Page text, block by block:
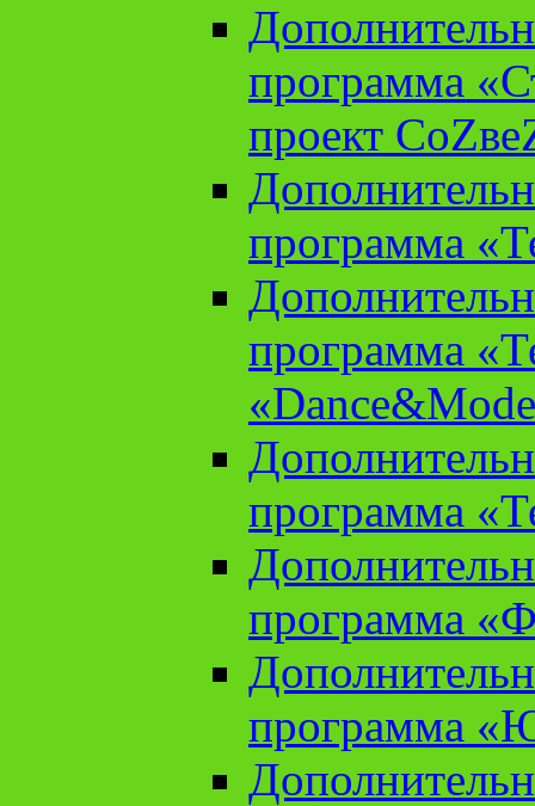
программа
проект
программа
программа
программа
программа
программа